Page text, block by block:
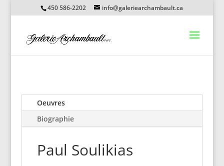
450 586-2202 info@galeriearchambault.ca
Oeuvres
Biographie
Paul Soulikias